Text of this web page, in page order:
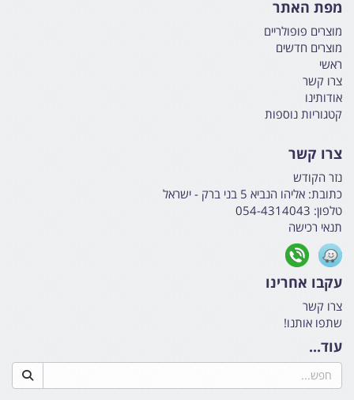
מפת האתר
מוצרים פופולריים
מוצרים חדשים
ראשי
צרו קשר
אודותינו
קטגוריות נוספות
צרו קשר
נזר הקודש
כתובת: אליהו הנביא 5 בני ברק - ישראל
טלפון: 054-4314043
תנאי רכישה
עקבו אחרינו
צרו קשר
שתפו אותנו!
עוד...